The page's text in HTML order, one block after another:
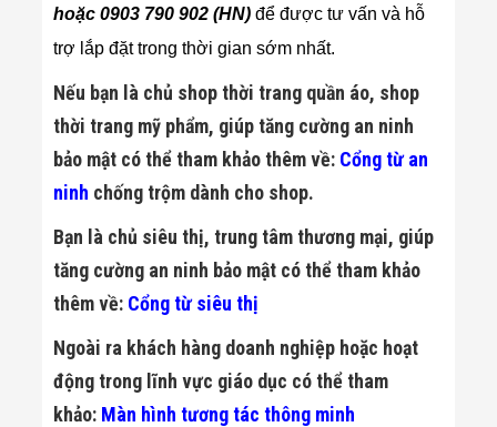
hoặc 0903 790 902 (HN) để được tư vấn và hỗ
trợ lắp đặt trong thời gian sớm nhất.
Nếu bạn là chủ shop thời trang quần áo, shop
thời trang mỹ phẩm, giúp tăng cường an ninh
bảo mật có thể tham khảo thêm về: Cổng từ an
ninh chống trộm dành cho shop.
Bạn là chủ siêu thị, trung tâm thương mại, giúp
tăng cường an ninh bảo mật có thể tham khảo
thêm về: Cổng từ siêu thị
Ngoài ra khách hàng doanh nghiệp hoặc hoạt
động trong lĩnh vực giáo dục có thể tham
khảo: Màn hình tương tác thông minh